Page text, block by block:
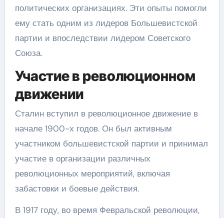
политических организациях. Эти опыты помогли
ему стать одним из лидеров Большевистской
партии и впоследствии лидером Советского
Союза.
Участие в революционном
движении
Сталин вступил в революционное движение в
начале 1900-х годов. Он был активным
участником большевистской партии и принимал
участие в организации различных
революционных мероприятий, включая
забастовки и боевые действия.
В 1917 году, во время Февральской революции,